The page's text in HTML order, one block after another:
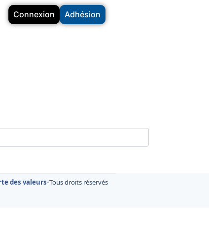
Connexion Adhésion
des valeurs•Tous droits réservés